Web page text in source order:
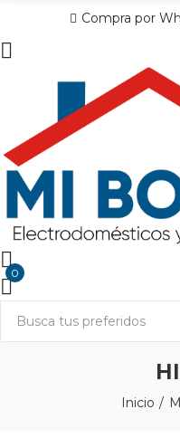
Compra por
0
Inicio